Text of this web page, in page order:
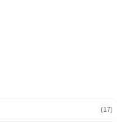
(17)